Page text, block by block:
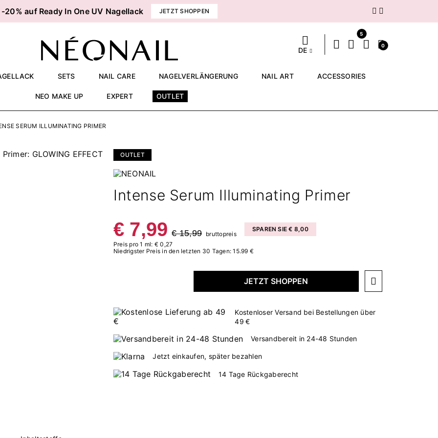
-20% auf Ready In One UV Nagellack JETZT SHOPPEN Weiter
DE
5
0
SETS NAIL CARE NAGELVERLÄNGERUNG NAIL ART ACCESSORIES
NEO MAKE UP EXPERT OUTLET
SERUM ILLUMINATING PRIMER
OUTLET
Intense Serum Illuminating Primer
€ 7,99 € 15,99 bruttopreis
SPAREN SIE € 8,00
Preis pro 1 ml: € 0,27
Niedrigster Preis in den letzten 30 Tagen: 15.99 €
JETZT SHOPPEN
Kostenloser Versand bei Bestellungen über
49 €
Versandbereit in 24-48 Stunden
Jetzt einkaufen, später bezahlen
14 Tage Rückgaberecht